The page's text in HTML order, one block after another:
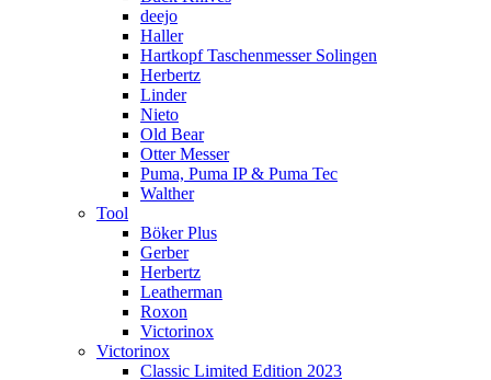
deejo
Haller
Hartkopf Taschenmesser Solingen
Herbertz
Linder
Nieto
Old Bear
Otter Messer
Puma, Puma IP & Puma Tec
Walther
Tool
Böker Plus
Gerber
Herbertz
Leatherman
Roxon
Victorinox
Victorinox
Classic Limited Edition 2023